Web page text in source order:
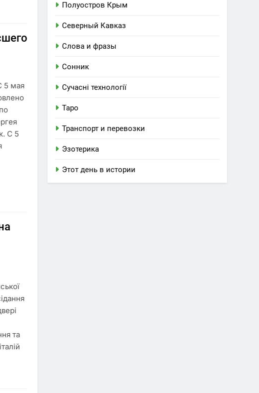
5 мая
С 5
та
Полуостров Крым
Северный Кавказ
Слова и фразы
Сонник
Сучасні технології
Таро
Транспорт и перевозки
Эзотерика
Этот день в истории